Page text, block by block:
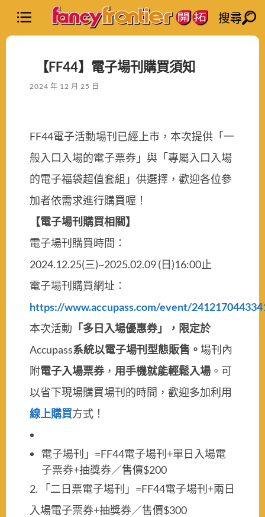
搜尋
【FF44】電子場刊購買須知
2024 年 12 月 25 日
FF44電子活動場刊已經上市，本次提供「一
般入口入場的電子票券」與「專屬入口入場
的電子福袋超值套組」供選擇，歡迎各位參
加者依需求進行購買喔！
【電子場刊購買相關】
電子場刊購買時間：
2024.12.25(三)~2025.02.09 (日)16:00止
電子場刊購買網址：
https://www.accupass.com/event/
本次活動 「多日入場優惠券」， 限定於
Accupass系統以電子場刊型態販售。 場刊內
附電子入場票券， 用手機就能輕鬆入場 。可
以省下現場購買場刊的時間，歡迎多加利用
線上購買方式！
電子場刊」=FF44電子場刊+單日入場電
子票券+抽獎券／售價$200
2. 「二日票電子場刊」=FF44電子場刊+兩日
入場電子票券+抽獎券／售價$300